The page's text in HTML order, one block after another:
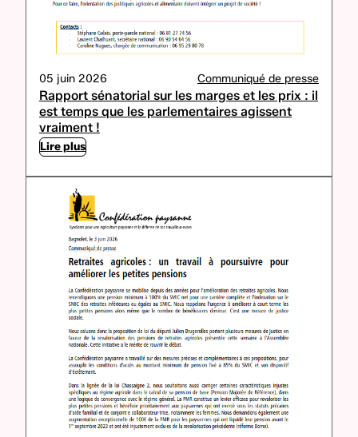
05 juin 2026 Communiqué de presse
Rapport sénatorial sur les marges et les prix : il
est temps que les parlementaires agissent
vraiment !
Lire plus